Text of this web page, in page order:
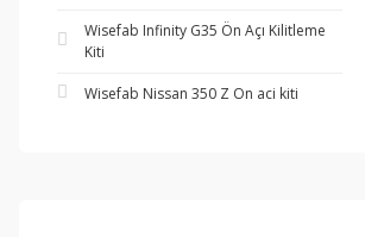
Wisefab Infinity G35 Ön Açı Kilitleme
Kiti
Wisefab Nissan 350 Z On aci kiti